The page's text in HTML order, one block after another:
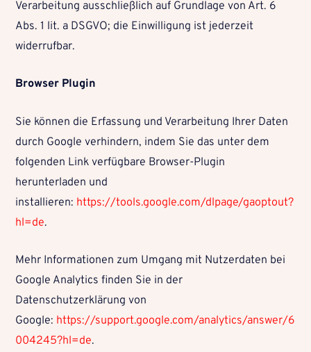
Verarbeitung ausschließlich auf Grundlage von Art. 6
Abs. 1 lit. a DSGVO; die Einwilligung ist jederzeit
widerrufbar.
Browser Plugin
Sie können die Erfassung und Verarbeitung Ihrer Daten
durch Google verhindern, indem Sie das unter dem
folgenden Link verfügbare Browser-Plugin
herunterladen und
installieren: https://tools.google.com/dlpage/gaoptout?
hl=de.
Mehr Informationen zum Umgang mit Nutzerdaten bei
Google Analytics finden Sie in der
Datenschutzerklärung von
Google: https://support.google.com/analytics/answer/6
004245?hl=de.